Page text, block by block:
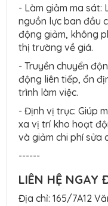
- Làm giảm ma sát:
nguồn lực ban đầu
động giảm, không
thị trường về giá.
- Truyền chuyển
động liên tiếp, ổn
trình làm việc.
- Định vị trục: Giúp
xa vị trí kho hoạt
và giảm chi phí sửa
------
LIÊN HỆ NGAY
Địa chỉ: 165/7A12